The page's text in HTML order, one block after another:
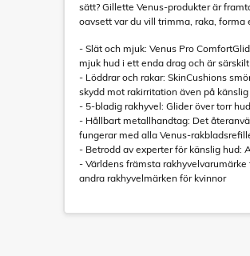
sätt? Gillette Venus-produkter är
oavsett var du vill trimma, raka, forma
- Slät och mjuk: Venus Pro
mjuk hud i ett enda drag och är
- Löddrar och rakar: SkinCushions
skydd mot rakirritation även på
- 5-bladig rakhyvel: Glider över torr
- Hållbart metallhandtag: Det
fungerar med alla Venus-
- Betrodd av experter för känslig hud:
- Världens främsta
andra rakhyvelmärken för kvinnor